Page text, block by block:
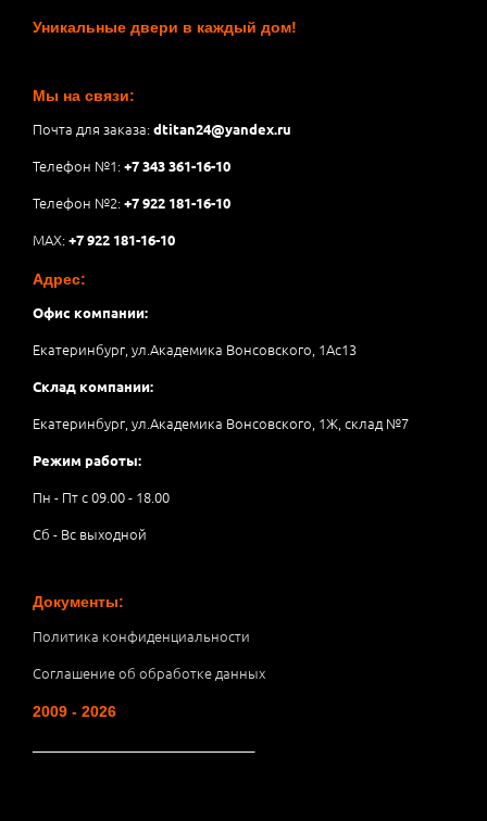
Уникальные двери в каждый дом!
Мы на связи:
Почта для заказа:dtitan24@yandex.ru
Телефон №1:+7 343 361-16-10
Телефон №2:+7 922 181-16-10
MAX:+7 922 181-16-10
Адрес:
Офис компании:
Екатеринбург, ул.Академика Вонсовского, 1Аc13
Склад компании:
Екатеринбург, ул.Академика Вонсовского, 1Ж, склад №7
Режим работы:
Пн - Пт с 09.00 - 18.00
Сб - Вс выходной
Документы:
Политика конфиденциальности
Соглашение об обработке данных
2009 - 2026